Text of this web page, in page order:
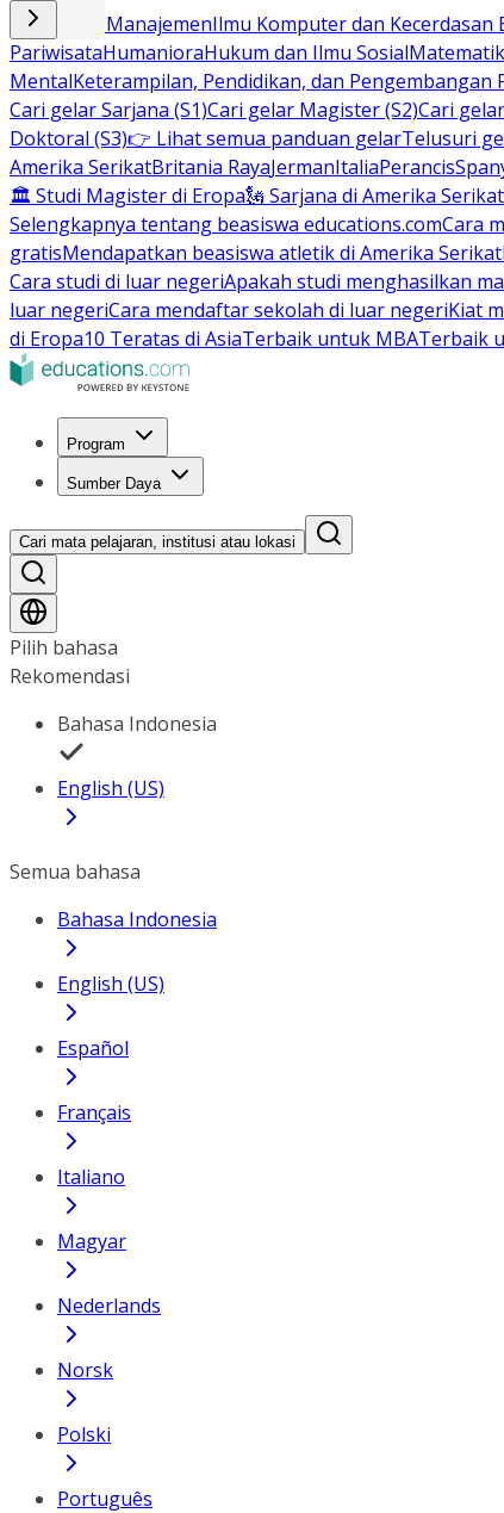
Bisnis dan ManajemenIlmu Komputer dan Kecerdasan
PariwisataHumanioraHukum dan Ilmu Sosial
MentalKeterampilan, Pendidikan, dan Pengembangan
Cari gelar Sarjana (S1)Cari gelar Magister (S2)Cari
Doktoral (S3)👉 Lihat semua panduan gelarTelusuri
Amerika SerikatBritania RayaJermanItaliaPerancis
🏛 Studi Magister di Eropa🗽 Sarjana di Amerika Serikat
Selengkapnya tentang beasiswa educations.comCara
gratisMendapatkan beasiswa atletik di Amerika Serikat
Cara studi di luar negeriApakah studi menghasilkan
luar negeriCara mendaftar sekolah di luar negeriKiat
di Eropa10 Teratas di AsiaTerbaik untuk MBATerbaik
Program
Sumber Daya
Cari mata pelajaran, institusi atau lokasi
Pilih bahasa
Rekomendasi
Bahasa Indonesia
English (US)
Semua bahasa
Bahasa Indonesia
English (US)
Español
Français
Italiano
Magyar
Nederlands
Norsk
Polski
Português